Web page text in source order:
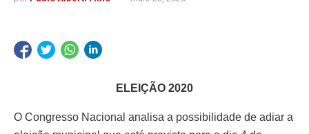
ELEIÇÃO 2020
O Congresso Nacional analisa a possibilidade de adiar a